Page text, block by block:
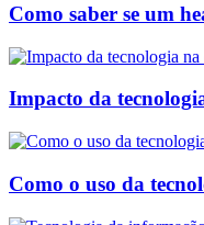
Como saber se um
Impacto da
Como o uso da